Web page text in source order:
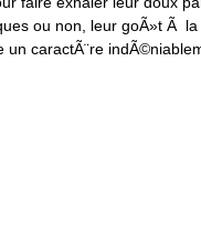
ou non, leur goÃ»t Ã
un caractÃ¨re